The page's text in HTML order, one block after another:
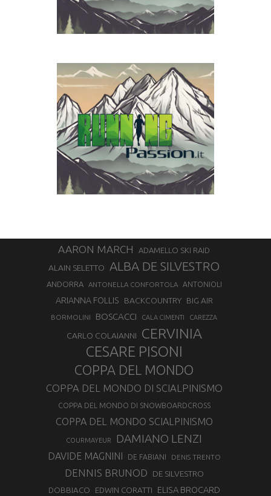
AARON MARCH ADAMELLO SKI RAID
ALAIN SELETTO ALBA DE SILVESTRO
ANDORRA ANTONELLA CONFORTOLA ANTONIOLI
ARIANNA FOLLIS BACKCOUNTRY BIG AIR
BORMOLINI BOSCACCI CALA CIMENTI CAREZZA
CARLO COLAIANNI CERVINIA
CESARE PISONI
COPPA DEL MONDO
COPPA DEL MONDO DI SCIALPINISMO
COPPA DEL MONDO DI SNOWBOARDCROSS
COPPA DEL MONDO SCIALPINISMO
COURMAYEUR DAMIANO LENZI
DAVIDE MAGNINI DE FABIANI DENIS TRENTO
DENNIS BRUNOD DE SILVESTRO
DOBBIACO EDWIN CORATTI ELISA BROCARD